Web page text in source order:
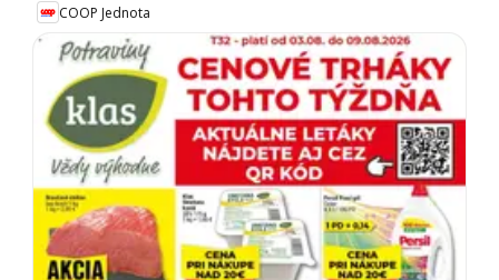
COOP Jednota